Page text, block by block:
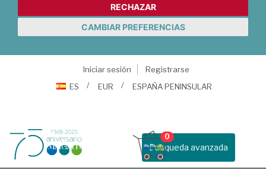
RECHAZAR
CAMBIAR PREFERENCIAS
Iniciar sesión
Registrarse
ES
EUR ESPAÑA PENINSULAR
Busqueda avanzada
0